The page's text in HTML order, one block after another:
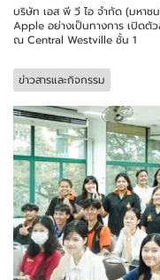
บริษัท เอส พี วี ไอ จำกัด (มหาช
Apple อย่างเป็นทางการ เปิดตั
ณ Central Westville ชั้น 1
ข่าวสารและกิจกรรม